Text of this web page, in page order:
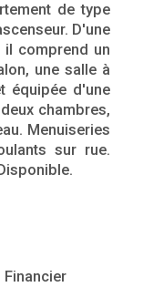
de type
D'une
il comprend un
une salle à
équipée d'une
chambres,
Menuiseries
sur rue.
Financier